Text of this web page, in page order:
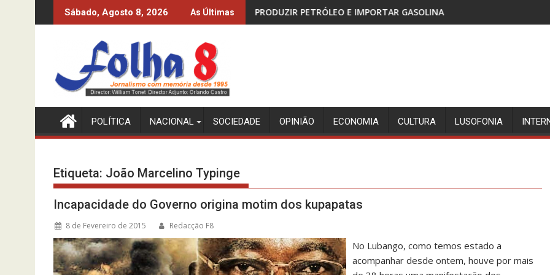
to
Sábado, Agosto 8, 2026 As Últimas
10%? O INE-MPLA DIZ QUE SIM… PRODUZIR PETRÓLEO E IMPORTAR GASOLINA CABINDA, TERRITÓRIO SEM PAZ
POLÍTICA NACIONAL SOCIEDADE OPINIÃO ECONOMIA CULTURA LUSOFONIA
Etiqueta: João Marcelino Typinge
Incapacidade do Governo origina motim dos kupapatas
8 de Fevereiro de 2015 Redacção F8
No Lubango, como temos estado a
acompanhar desde ontem, houve por mais